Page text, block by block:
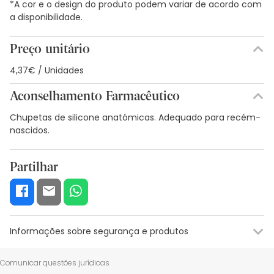
*A cor e o design do produto podem variar de acordo com
a disponibilidade.
Preço unitário
4,37€ / Unidades
Aconselhamento Farmacêutico
Chupetas de silicone anatómicas. Adequado para recém-
nascidos.
Partilhar
Informações sobre segurança e produtos
Recursos de segurança visual
Comunicar questões jurídicas